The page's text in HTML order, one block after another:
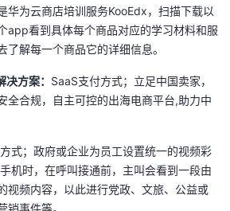
华为云商店培训服务KooEdx，扫描下载以
app看到具体每个商品对应的学习材料和服
了解每一个商品它的详细信息。
决方案： SaaS支付方式；立足中国卖家，
全合规，自主可控的出海电商平台,助力中
式；政府或企业为员工设置统一的视频彩
机时，在呼叫接通前，主叫会看到一段由
视频内容，以此进行党政、文旅、公益或